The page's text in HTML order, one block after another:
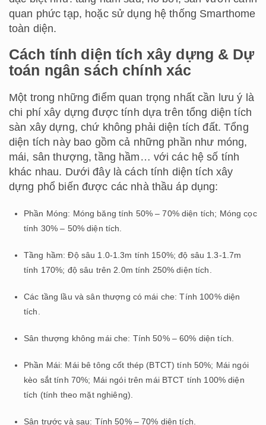
quan phức tạp, hoặc sử dụng hệ thống Smarthome
toàn diện.
Cách tính diện tích xây dựng & Dự
toán ngân sách chính xác
Một trong những điểm quan trọng nhất cần lưu ý là
chi phí xây dựng được tính dựa trên tổng diện tích
sàn xây dựng, chứ không phải diện tích đất. Tổng
diện tích này bao gồm cả những phần như móng,
mái, sân thượng, tầng hầm… với các hệ số tính
khác nhau. Dưới đây là cách tính diện tích xây
dựng phổ biến được các nhà thầu áp dụng:
Phần Móng: Móng băng tính 50% – 70% diện tích; Móng cọc
tính 30% – 50% diện tích.
Tầng hầm: Độ sâu 1.0-1.3m tính 150%; độ sâu 1.3-1.7m
tính 170%; độ sâu trên 2.0m tính 250% diện tích.
Các tầng lầu và sân thượng có mái che: Tính 100% diện
tích.
Sân thượng không mái che: Tính 50% – 60% diện tích.
Phần Mái: Mái bê tông cốt thép (BTCT) tính 50%; Mái ngói
kèo sắt tính 70%; Mái ngói trên mái BTCT tính 100% diện
tích (tính theo mặt nghiêng).
Sân trước và sau: Tính 50% – 70% diện tích.